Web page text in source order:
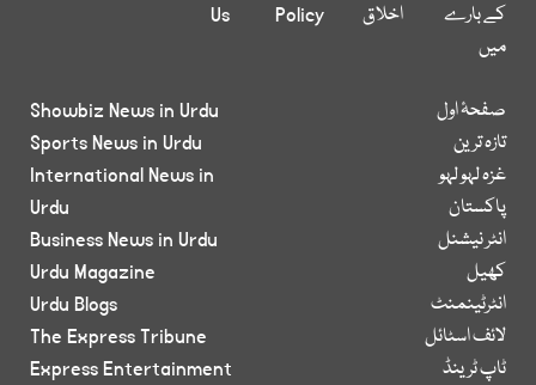
کے بارے
میں
اخلاق
Policy
Us
صفحۂ اول
تازہ ترین
غزہ لہو لہو
پاکستان
انٹر نیشنل
کھیل
انٹرٹینمنٹ
لائف اسٹائل
ٹاپ ٹرینڈ
Showbiz News in Urdu
Sports News in Urdu
International News in
Urdu
Business News in Urdu
Urdu Magazine
Urdu Blogs
The Express Tribune
Express Entertainment